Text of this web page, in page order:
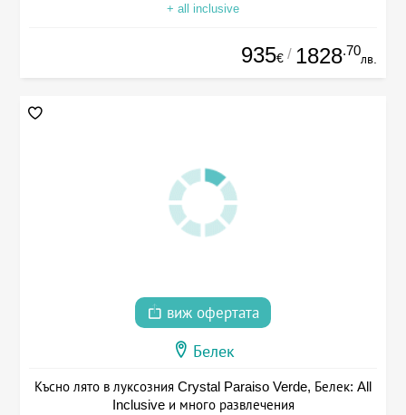
+ all inclusive
935€ / 1828.70
лв.
виж офертата
Белек
Късно лято в луксозния Crystal Paraiso Verde, Белек: All
Inclusive и много развлечения